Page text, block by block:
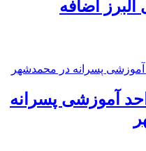
اضافه
آموزشی پسرانه